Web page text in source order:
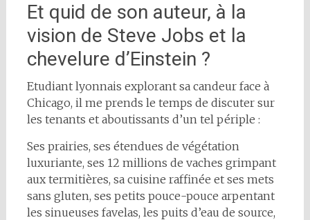
Et quid de son auteur, à la
vision de Steve Jobs et la
chevelure d’Einstein ?
Etudiant lyonnais explorant sa candeur face à
Chicago, il me prends le temps de discuter sur
les tenants et aboutissants d’un tel périple :
Ses prairies, ses étendues de végétation
luxuriante, ses 12 millions de vaches grimpant
aux termitières, sa cuisine raffinée et ses mets
sans gluten, ses petits pouce-pouce arpentant
les sinueuses favelas, les puits d’eau de source,